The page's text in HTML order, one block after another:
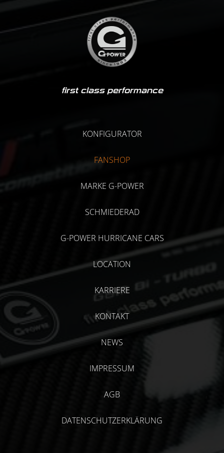
first class performance
KONFIGURATOR
FANSHOP
MARKE G-POWER
SCHMIEDERAD
G-POWER HURRICANE CARS
LOCATION
KARRIERE
KONTAKT
NEWS
IMPRESSUM
AGB
DATENSCHUTZERKLÄRUNG